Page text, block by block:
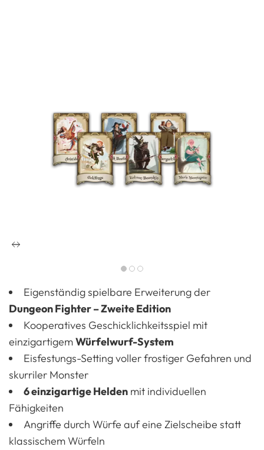
Eigenständig spielbare Erweiterung der
Dungeon Fighter – Zweite Edition
Kooperatives Geschicklichkeitsspiel mit
einzigartigemWürfelwurf-System
Eisfestungs-Setting voller frostiger Gefahren und
skurriler Monster
6 einzigartige Helden mit individuellen
Fähigkeiten
Angriffe durch Würfe auf eine Zielscheibe statt
klassischem Würfeln